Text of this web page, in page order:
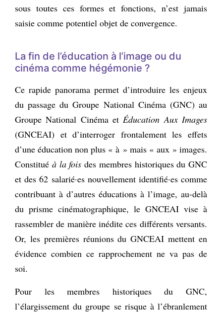
sous toutes ces formes et fonctions, n’est jamais
saisie comme potentiel objet de convergence.
La fin de l’éducation à l’image ou du
cinéma comme hégémonie ?
Ce rapide panorama permet d’introduire les enjeux
du passage du Groupe National Cinéma (GNC) au
Groupe National Cinéma et Éducation Aux Images
(GNCEAI) et d’interroger frontalement les effets
d’une éducation non plus « à » mais « aux » images.
Constitué à la fois des membres historiques du GNC
et des 62 salarié·es nouvellement identifié·es comme
contribuant à d’autres éducations à l’image, au-delà
du prisme cinématographique, le GNCEAI vise à
rassembler de manière inédite ces différents versants.
Or, les premières réunions du GNCEAI mettent en
évidence combien ce rapprochement ne va pas de
soi.
Pour les membres historiques du GNC,
l’élargissement du groupe se risque à l’ébranlement